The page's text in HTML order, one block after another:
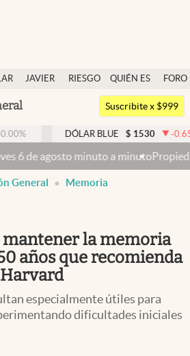
JAVIER
RIESGO
QUIÉN ES
QUIÉN
FORO
Argentina
México
Suscribite x $999
DÓLAR BLUE $ 1530 -0.65%
Propiedad privada: con cruces y
General Memoria
mantener la memoria
años que recomienda
especialmente útiles para
dificultades iniciales